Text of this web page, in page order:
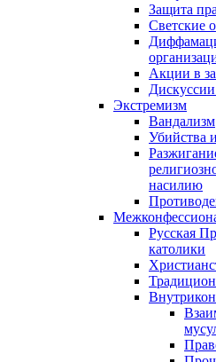
Защита
Светские
Акции в
Экстремизм
Вандализм
Убийства
насилию
Русская
католики